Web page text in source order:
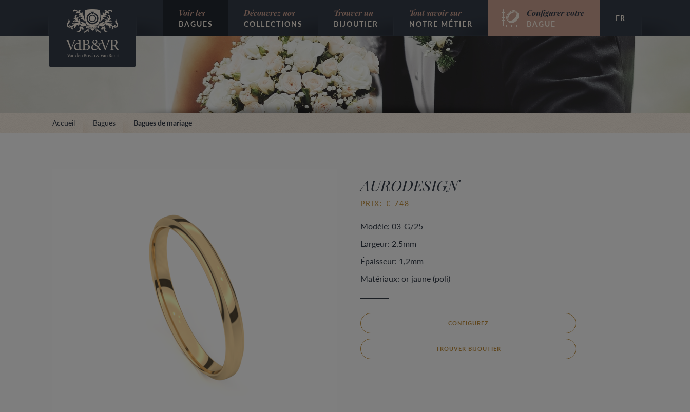
FR
Voir les
BAGUES
Découvrez nos
COLLECTIONS
Trouver un
BIJOUTIER
Tout savoir sur
NOTRE MÉTIER
Configurer votre
BAGUE
Accueil Bagues Bagues de mariage
AURODESIGN
PRIX: € 748
Modèle: 03-G/25
Largeur: 2,5mm
Épaisseur: 1,2mm
Matériaux: or jaune (poli)
CONFIGUREZ
TROUVER BIJOUTIER